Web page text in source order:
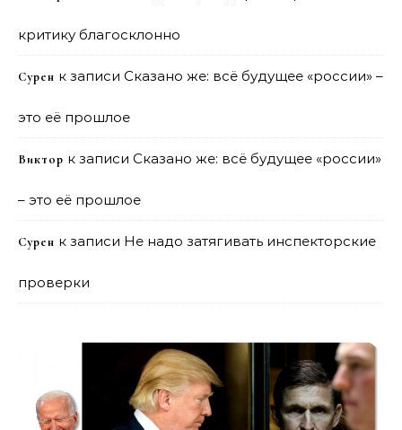
критику благосклонно
Сурен к записи Сказано же: всё будущее «россии» –
это её прошлое
Виктор к записи Сказано же: всё будущее «россии»
– это её прошлое
Сурен к записи Не надо затягивать инспекторские
проверки